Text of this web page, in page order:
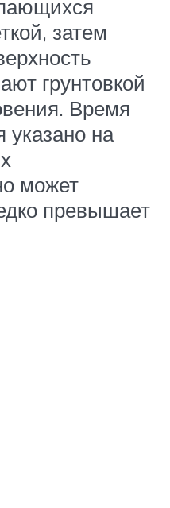
затем
грунтовкой
Время
указано на
может
превышает